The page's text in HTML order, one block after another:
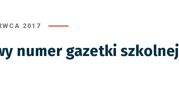
2017
numer gazetki szkolnej